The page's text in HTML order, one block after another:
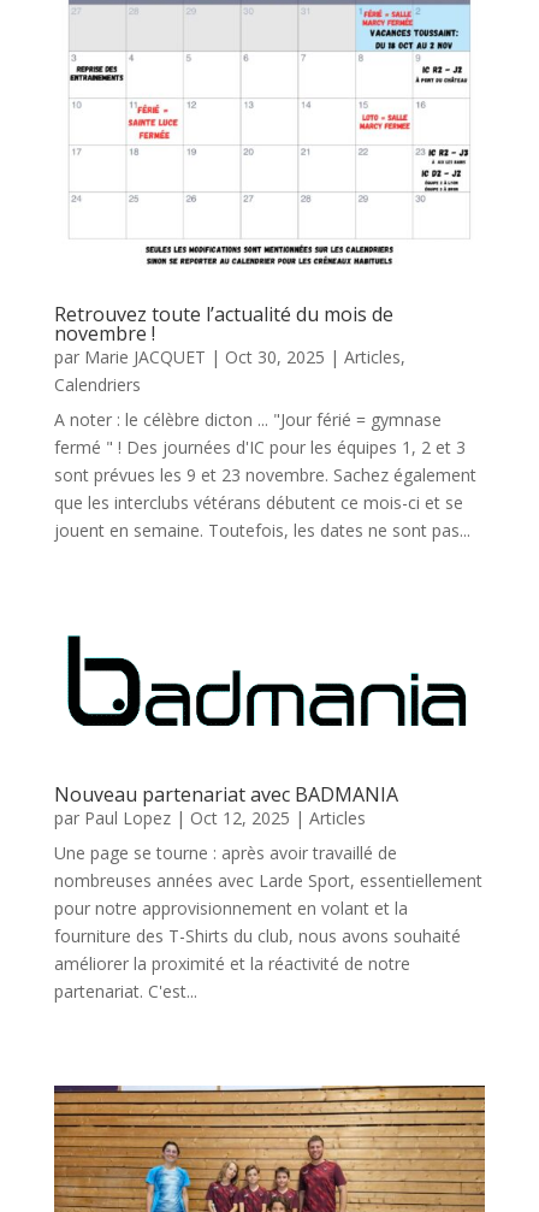
Retrouvez toute l’actualité du mois de
novembre !
par Marie JACQUET | Oct 30, 2025 | Articles,
Calendriers
A noter : le célèbre dicton ... "Jour férié = gymnase
fermé " ! Des journées d'IC pour les équipes 1, 2 et 3
sont prévues les 9 et 23 novembre. Sachez également
que les interclubs vétérans débutent ce mois-ci et se
jouent en semaine. Toutefois, les dates ne sont pas...
Nouveau partenariat avec BADMANIA
par Paul Lopez| Oct 12, 2025 | Articles
Une page se tourne : après avoir travaillé de
nombreuses années avec Larde Sport, essentiellement
pour notre approvisionnement en volant et la
fourniture des T-Shirts du club, nous avons souhaité
améliorer la proximité et la réactivité de notre
partenariat. C'est...